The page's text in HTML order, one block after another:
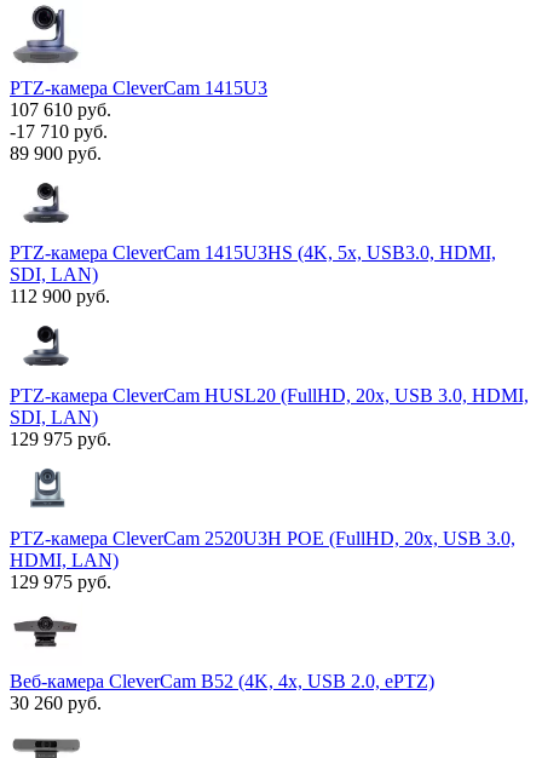
PTZ-камера CleverCam 1415U3
107 610 руб.
-17 710 руб.
89 900 руб.
PTZ-камера CleverCam 1415U3HS (4K, 5x, USB3.0, HDMI,
SDI, LAN)
112 900 руб.
PTZ-камера CleverCam HUSL20 (FullHD, 20x, USB 3.0, HDMI,
SDI, LAN)
129 975 руб.
PTZ-камера CleverCam 2520U3H POE (FullHD, 20x, USB 3.0,
HDMI, LAN)
129 975 руб.
Веб-камера CleverCam B52 (4K, 4x, USB 2.0, ePTZ)
30 260 руб.